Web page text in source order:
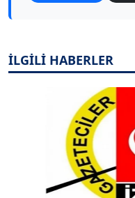
İLGİLİ HABERLER